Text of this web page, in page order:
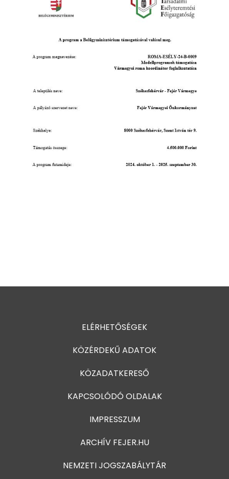
ELÉRHETŐSÉGEK
KÖZÉRDEKŰ ADATOK
KÖZADATKERESŐ
KAPCSOLÓDÓ OLDALAK
IMPRESSZUM
ARCHÍV FEJER.HU
NEMZETI JOGSZABÁLYTÁR